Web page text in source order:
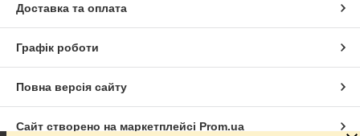
Доставка та оплата
Графік роботи
Повна версія сайту
Сайт створено на маркетплейсі Prom.ua